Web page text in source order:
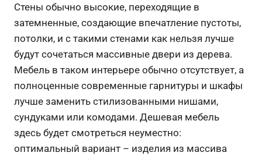
Стены обычно высокие, переходящие в
затемненные, создающие впечатление пустоты,
потолки, и с такими стенами как нельзя лучше
будут сочетаться массивные двери из дерева.
Мебель в таком интерьере обычно отсутствует, а
полноценные современные гарнитуры и шкафы
лучше заменить стилизованными нишами,
сундуками или комодами. Дешевая мебель
здесь будет смотреться неуместно:
оптимальный вариант – изделия из массива